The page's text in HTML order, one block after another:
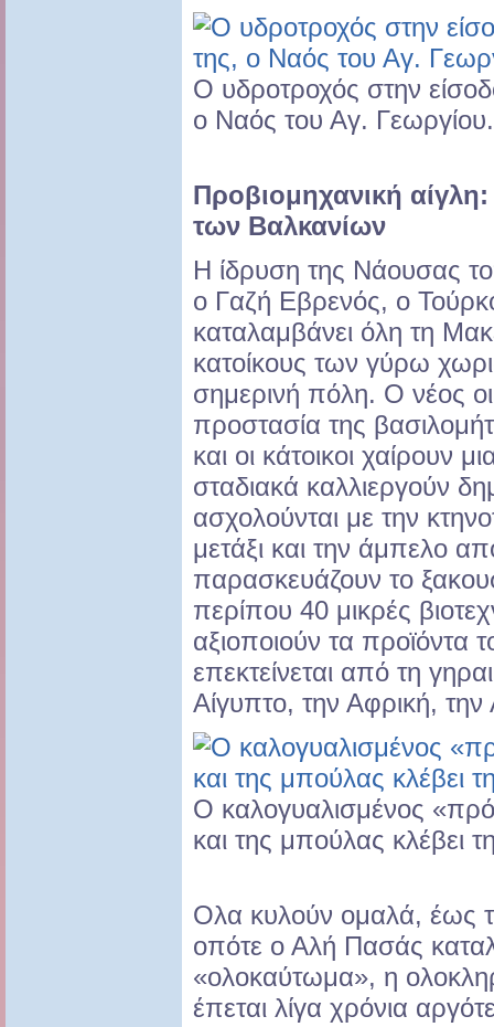
Ο υδροτροχός στην
ο Ναός του Αγ. Γεωργίου.
Προβιομηχανική
των Βαλκανίων
Η ίδρυση της Νάουσας
ο Γαζή Εβρενός, ο
καταλαμβάνει όλη τη
κατοίκους των γύρω
σημερινή πόλη. Ο νέος
προστασία της
και οι κάτοικοι χαίρουν
σταδιακά καλλιεργούν
ασχολούνται με την
μετάξι και την άμπελο
παρασκευάζουν το
περίπου 40 μικρές
αξιοποιούν τα προϊόντα
επεκτείνεται από τη
Αίγυπτο, την Αφρική, την
Ο καλογυαλισμένος
και της μπούλας κλέβει
Ολα κυλούν ομαλά, έως
οπότε ο Αλή Πασάς
«ολοκαύτωμα», η
έπεται λίγα χρόνια